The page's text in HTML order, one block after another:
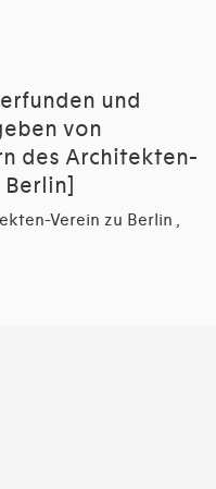
und
von
des Architekten-
Berlin]
Verein zu Berlin ,